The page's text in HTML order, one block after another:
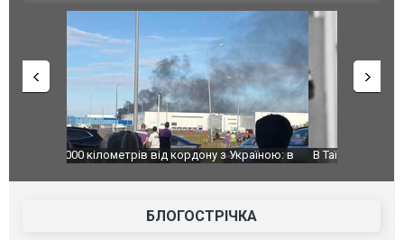
В Таїланді футболіст загинув від удару
постраждали. ВІДЕО
БЛОГОСТРІЧКА